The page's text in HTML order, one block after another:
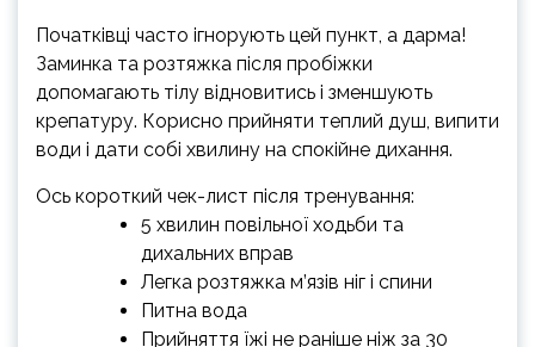
Початківці часто ігнорують цей пункт, а дарма!
Заминка та розтяжка після пробіжки
допомагають тілу відновитись і зменшують
крепатуру. Корисно прийняти теплий душ, випити
води і дати собі хвилину на спокійне дихання.
Ось короткий чек-лист після тренування:
5 хвилин повільної ходьби та
дихальних вправ
Легка розтяжка м’язів ніг і спини
Питна вода
Прийняття їжі не раніше ніж за 30